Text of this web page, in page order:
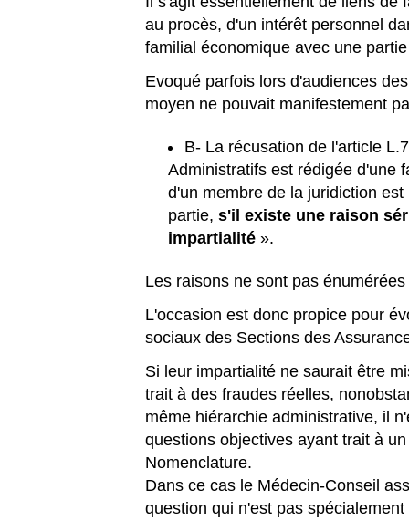
au procès, d'un intérêt personnel
familial économique avec une
Evoqué parfois lors d'audiences
moyen ne pouvait manifestement
B- La récusation de l'article
Administratifs est rédigée d'une
d'un membre de la juridiction
partie, s'il existe une raison
impartialité ».
Les raisons ne sont pas
L'occasion est donc propice pour
sociaux des Sections des
Si leur impartialité ne saurait être
trait à des fraudes réelles,
même hiérarchie administrative, il
questions objectives ayant trait à
Nomenclature.
Dans ce cas le Médecin-Conseil
question qui n'est pas